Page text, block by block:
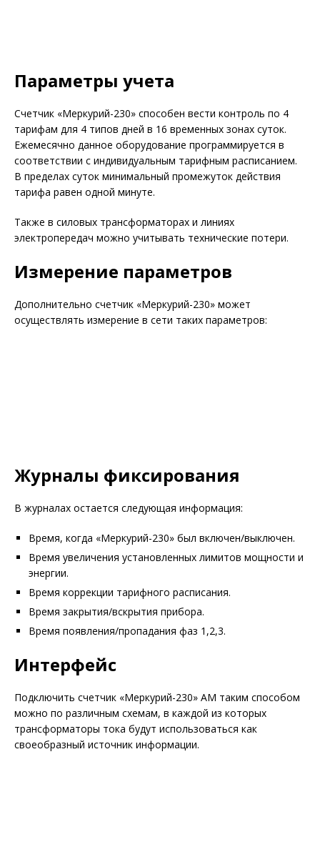
Параметры учета
Счетчик «Меркурий-230» способен вести контроль по 4
тарифам для 4 типов дней в 16 временных зонах суток.
Ежемесячно данное оборудование программируется в
соответствии с индивидуальным тарифным расписанием.
В пределах суток минимальный промежуток действия
тарифа равен одной минуте.
Также в силовых трансформаторах и линиях
электропередач можно учитывать технические потери.
Измерение параметров
Дополнительно счетчик «Меркурий-230» может
осуществлять измерение в сети таких параметров:
Журналы фиксирования
В журналах остается следующая информация:
Время, когда «Меркурий-230» был включен/выключен.
Время увеличения установленных лимитов мощности и
энергии.
Время коррекции тарифного расписания.
Время закрытия/вскрытия прибора.
Время появления/пропадания фаз 1,2,3.
Интерфейс
Подключить счетчик «Меркурий-230» АМ таким способом
можно по различным схемам, в каждой из которых
трансформаторы тока будут использоваться как
своеобразный источник информации.